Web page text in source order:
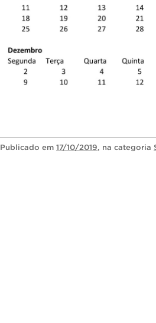
Publicado em 17/10/2019, na categoria